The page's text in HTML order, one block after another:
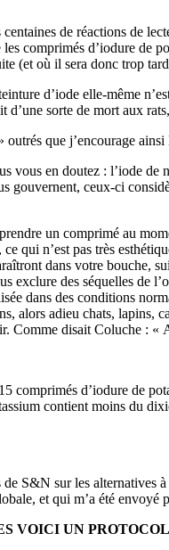
de réactions de
comprimés d’iodure de
(et où il sera donc trop
d’iode elle-même
d’une sorte de mort aux
que j’encourage
en doutez : l’iode
gouvernent, ceux-ci
un comprimé au
n’est pas très
dans votre bouche,
des séquelles de
dans des conditions
alors adieu chats,
Comme disait Coluche : «
comprimés d’iodure de
contient moins du
S&N sur les
et qui m’a été
VOICI UN